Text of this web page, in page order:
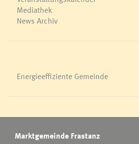
Mediathek
News Archiv
Energieeffiziente Gemeinde
Marktgemeinde Frastanz